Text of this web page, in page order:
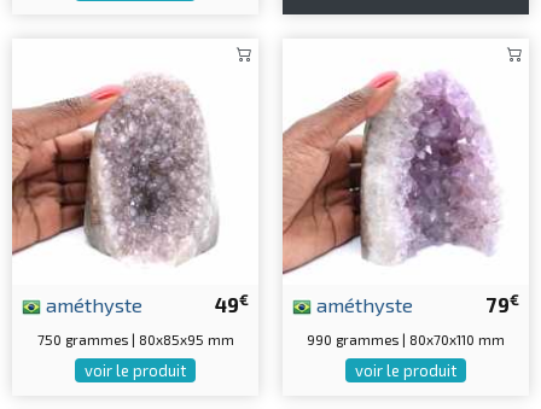
49€
améthyste
750 grammes | 80x85x95 mm
voir le produit
79€
améthyste
990 grammes | 80x70x110 mm
voir le produit